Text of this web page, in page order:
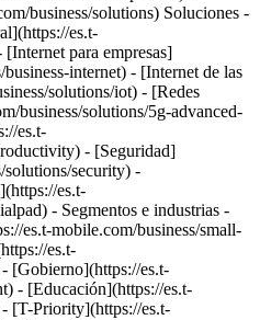
business/solutions) Soluciones -
es.t-
para empresas]
internet) - [Internet de las
solutions/iot) - [Redes
business/solutions/5g-advanced-
es.t-
- [Seguridad]
solutions/security) -
es.t-
- Segmentos e industrias -
es.t-mobile.com/business/small-
es.t-
[Gobierno](https://es.t-
- [Educación](https://es.t-
[T-Priority](https://es.t-